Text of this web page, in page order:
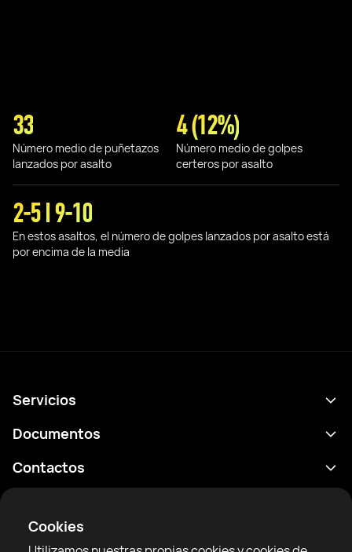
Cookies
33
Número medio de puñetazos
lanzados por asalto
4 (12%)
Número medio de golpes
certeros por asalto
2-5 I 9-10
En estos asaltos, el número de golpes lanzados por asalto está
por encima de la media
Servicios
Calendario
Clasificaciones
Documentos
Política de privacidad
Condiciones de uso
Reglas de la comunidad
Contactos